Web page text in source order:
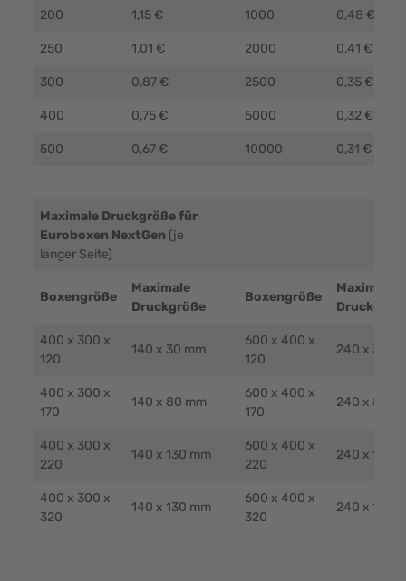
200 1,15 € 1000 0,48 €
250 1,01 € 2000 0,41 €
300 0,87 € 2500 0,35 €
400 0,75 € 5000 0,32 €
500 0,67 € 10000 0,31 €
Maximale Druckgröße für
Euroboxen NextGen (je
langer Seite)
Boxengröße
Maximale
Druckgröße
Boxengröße
Maximale
400 x 300 x
120
140 x 30 mm
600 x 400 x
120
240 x 30
400 x 300 x
170
140 x 80 mm
600 x 400 x
170
240 x 80
400 x 300 x
220
140 x 130 mm
600 x 400 x
220
240 x 130
400 x 300 x
320
140 x 130 mm
600 x 400 x
320
240 x 130